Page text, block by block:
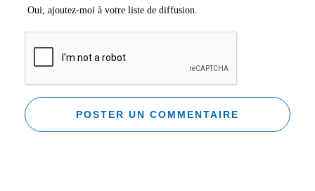
Oui, ajoutez-moi à votre liste de diffusion.